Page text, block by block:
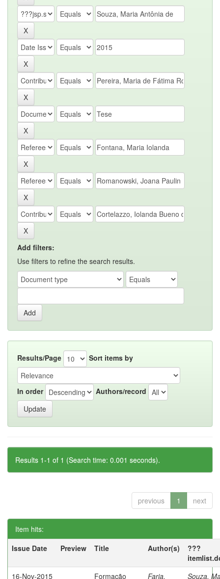
Add filters:
Use filters to refine the search results.
Results/Page Sort items by
In order Authors/record
Results 1-1 of 1 (Search time: 0.001 seconds).
previous 1 next
Item hits:
Issue Date
Preview Title Author(s)
???
16-Nov-2015
Formação Faria, Souza,